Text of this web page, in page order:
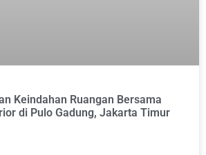
Keindahan Ruangan Bersama
di Pulo Gadung, Jakarta Timur